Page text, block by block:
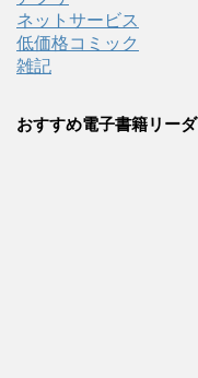
ネットサービス
低価格コミック
雑記
おすすめ電子書籍リー